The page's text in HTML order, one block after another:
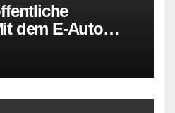
dem E-Auto
Sommerurlaub